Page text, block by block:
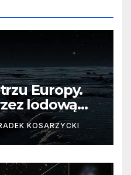
Europy.
lodową
KOSARZYCKI